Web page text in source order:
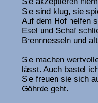
Sie sind klug, sie
Auf dem Hof helfen
Esel und Schaf
Brennnesseln und
Sie machen
lässt. Auch bastel
Sie freuen sie sich
Göhrde geht.